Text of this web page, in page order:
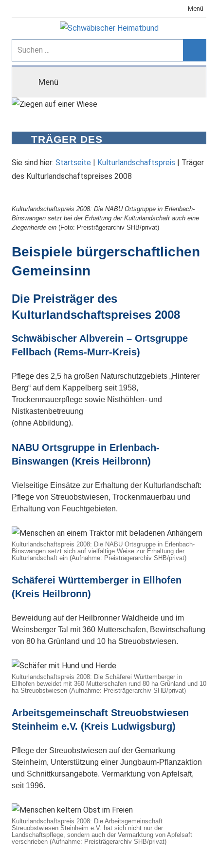
Inhalt
Menü
Schwäbischer
Heimatbund
Suchen
nach:
Menü
TRÄGER DES
2008
Sie sind hier: Startseite | Kulturlandschaftspreis | Träger
des Kulturlandschaftspreises 2008
Kulturlandschaftspreis 2008: Die NABU Ortsgruppe in Erlenbach-
Binswangen setzt bei der Erhaltung der Kulturlandschaft auch eine
Ziegenherde ein (Foto: Preisträgerarchiv SHB/privat)
Beispiele bürgerschaftlichen
Gemeinsinn
Die Preisträger des
Kulturlandschaftspreises 2008
Schwäbischer Albverein – Ortsgruppe
Fellbach (Rems-Murr-Kreis)
Pflege des 2,5 ha großen Naturschutzgebiets „Hinterer
Berg“ auf dem Kappelberg seit 1958,
Trockenmauerpflege sowie Nisthöhlen- und
Nistkastenbetreuung
(ohne Abbildung).
NABU Ortsgruppe in Erlenbach-
Binswangen (Kreis Heilbronn)
Vielseitige Einsätze zur Erhaltung der Kulturlandschaft:
Pflege von Streuobstwiesen, Trockenmauerbau und
Erhaltung von Feuchtgebieten.
Kulturlandschaftspreis 2008: Die NABU Ortsgruppe in Erlenbach-
Binswangen setzt sich auf vielfältige Weise zur Erhaltung der
Kulturlandschaft ein (Aufnahme: Preisträgerarchiv SHB/privat)
Schäferei Württemberger in Ellhofen
(Kreis Heilbronn)
Beweidung auf der Heilbronner Waldheide und im
Weinsberger Tal mit 360 Mutterschafen, Bewirtschaftung
von 80 ha Grünland und 10 ha Streuobstwiesen.
Kulturlandschaftspreis 2008: Die Schäferei Württemberger in
Ellhofen beweidet mit 360 Mutterschafen rund 80 ha Grünland und 10
ha Streuobstwiesen (Aufnahme: Preisträgerarchiv SHB/privat)
Arbeitsgemeinschaft Streuobstwiesen
Steinheim e.V. (Kreis Ludwigsburg)
Pflege der Streuobstwiesen auf der Gemarkung
Steinheim, Unterstützung einer Jungbaum-Pflanzaktion
und Schnittkursangebote. Vermarktung von Apfelsaft,
seit 1996.
Kulturlandschaftspreis 2008: Die Arbeitsgemeinschaft
Streuobstwiesen Steinheim e.V. hat sich nicht nur der
Landschaftspflege, sondern auch der Vermarktung von Apfelsaft
verschrieben (Aufnahme: Preisträgerarchiv SHB/privat)